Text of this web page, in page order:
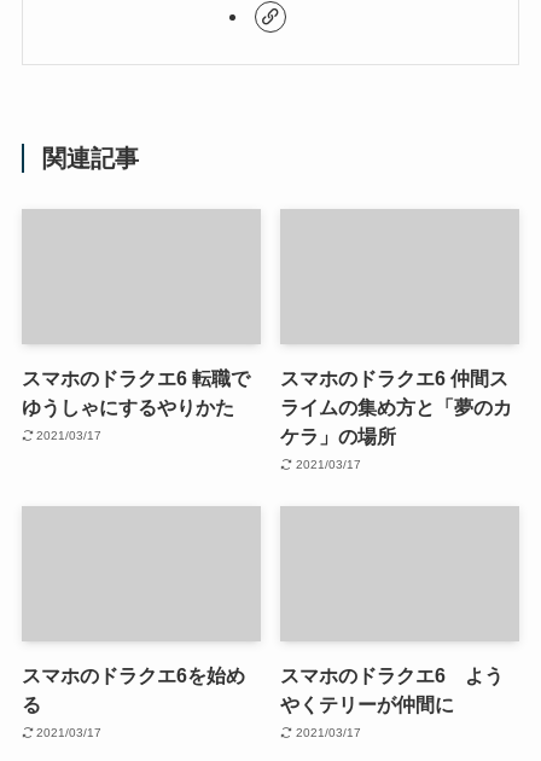
関連記事
スマホのドラクエ6 転職で
ゆうしゃにするやりかた
2021/03/17
スマホのドラクエ6 仲間ス
ライムの集め方と「夢のカ
ケラ」の場所
2021/03/17
スマホのドラクエ6を始め
る
2021/03/17
スマホのドラクエ6 よう
やくテリーが仲間に
2021/03/17